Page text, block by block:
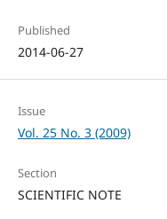
Published
2014-06-27
Issue
Vol. 25 No. 3 (2009)
Section
SCIENTIFIC NOTE